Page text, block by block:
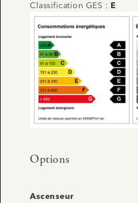
Classification GES :
E
Options
Ascenseur